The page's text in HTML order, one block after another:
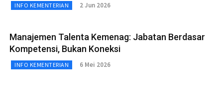
INFO KEMENTERIAN 2 Jun 2026
Manajemen Talenta Kemenag: Jabatan Berdasar
Kompetensi, Bukan Koneksi
INFO KEMENTERIAN 6 Mei 2026